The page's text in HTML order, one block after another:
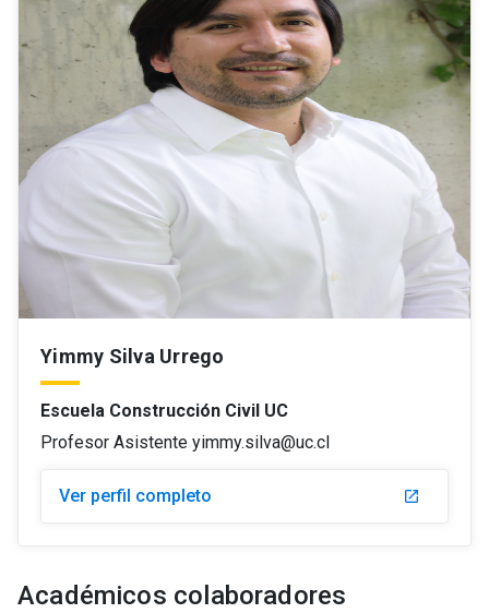
Yimmy Silva Urrego
Escuela Construcción Civil UC
Profesor Asistente yimmy.silva@uc.cl
Ver perfil completo
Académicos colaboradores